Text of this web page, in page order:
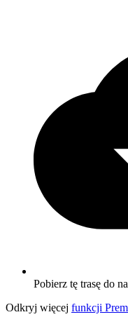
Pobierz tę trasę do
Odkryj więcej funkcji